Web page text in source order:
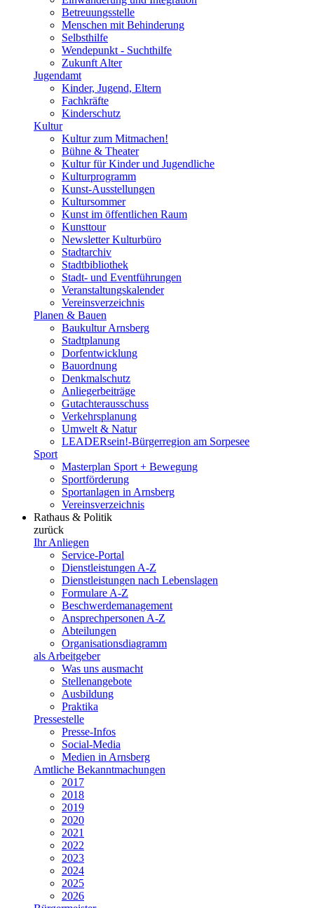
Betreuungsstelle
Menschen mit Behinderung
Selbsthilfe
Wendepunkt - Suchthilfe
Zukunft Alter
Jugendamt
Kinder, Jugend, Eltern
Fachkräfte
Kinderschutz
Kultur
Kultur zum Mitmachen!
Bühne & Theater
Kultur für Kinder und Jugendliche
Kulturprogramm
Kunst-Ausstellungen
Kultursommer
Kunst im öffentlichen Raum
Kunsttour
Newsletter Kulturbüro
Stadtarchiv
Stadtbibliothek
Stadt- und Eventführungen
Veranstaltungskalender
Vereinsverzeichnis
Planen & Bauen
Baukultur Arnsberg
Stadtplanung
Dorfentwicklung
Bauordnung
Denkmalschutz
Anliegerbeiträge
Gutachterausschuss
Verkehrsplanung
Umwelt & Natur
LEADERsein!-Bürgerregion am Sorpesee
Sport
Masterplan Sport + Bewegung
Sportförderung
Sportanlagen in Arnsberg
Vereinsverzeichnis
Rathaus & Politik
zurück
Ihr Anliegen
Service-Portal
Dienstleistungen A-Z
Dienstleistungen nach Lebenslagen
Formulare A-Z
Beschwerdemanagement
Ansprechpersonen A-Z
Abteilungen
Organisationsdiagramm
als Arbeitgeber
Was uns ausmacht
Stellenangebote
Ausbildung
Praktika
Pressestelle
Presse-Infos
Social-Media
Medien in Arnsberg
Amtliche Bekanntmachungen
2017
2018
2019
2020
2021
2022
2023
2024
2025
2026